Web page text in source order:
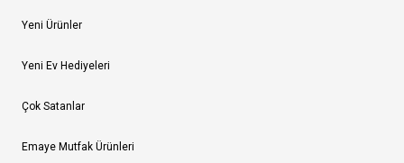
Yeni Ürünler
Yeni Ev Hediyeleri
Çok Satanlar
Emaye Mutfak Ürünleri